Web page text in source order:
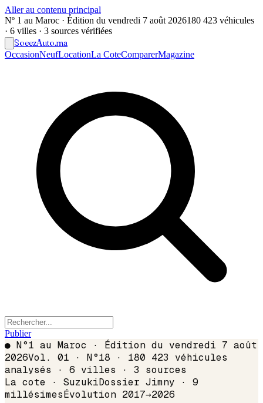
Aller au contenu principal
Nº 1 au Maroc · Édition du vendredi 7 août 2026180 423 véhicules
· 6 villes · 3 sources vérifiées
SoeezAuto.ma
OccasionNeufLocationLa CoteComparerMagazine
Publier
● N°1 au Maroc · Édition du vendredi 7 août
2026Vol. 01 · N°18 · 180 423 véhicules
analysés · 6 villes · 3 sources
La cote · SuzukiDossier Jimny · 9
millésimesÉvolution 2017→2026